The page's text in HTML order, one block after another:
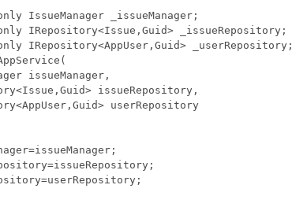
IssueManager _issueManager;
IRepository<Issue,Guid> _issueRepository;
IRepository<AppUser,Guid> _userRepository;
issueManager,
issueRepository,
userRepository